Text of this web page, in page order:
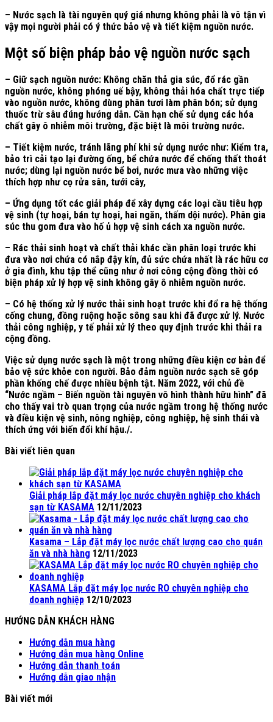
– Nước sạch là tài nguyên quý giá nhưng không phải là vô tận vì
vậy mọi người phải có ý thức bảo vệ và tiết kiệm nguồn nước.
Một số biện pháp bảo vệ nguồn nước sạch
– Giữ sạch nguồn nước: Không chăn thả gia súc, đổ rác gần
nguồn nước, không phóng uế bậy, không thải hóa chất trực tiếp
vào nguồn nước, không dùng phân tươi làm phân bón; sử dụng
thuốc trừ sâu đúng hướng dẫn. Cần hạn chế sử dụng các hóa
chất gây ô nhiễm môi trường, đặc biệt là môi trường nước.
– Tiết kiệm nước, tránh lãng phí khi sử dụng nước như: Kiểm tra,
bảo trì cải tạo lại đường ống, bể chứa nước để chống thất thoát
nước; dùng lại nguồn nước bể bơi, nước mưa vào những việc
thích hợp như cọ rửa sân, tưới cây,
– Ứng dụng tốt các giải pháp để xây dựng các loại cầu tiêu hợp
vệ sinh (tự hoại, bán tự hoại, hai ngăn, thấm dội nước). Phân gia
súc thu gom đưa vào hố ủ hợp vệ sinh cách xa nguồn nước.
– Rác thải sinh hoạt và chất thải khác cần phân loại trước khi
đưa vào nơi chứa có nắp đậy kín, đủ sức chứa nhất là rác hữu cơ
ở gia đình, khu tập thể cũng như ở nơi công cộng đồng thời có
biện pháp xử lý hợp vệ sinh không gây ô nhiễm nguồn nước.
– Có hệ thống xử lý nước thải sinh hoạt trước khi đổ ra hệ thống
cống chung, đồng ruộng hoặc sông sau khi đã được xử lý. Nước
thải công nghiệp, y tế phải xử lý theo quy định trước khi thải ra
cộng đồng.
Việc sử dụng nước sạch là một trong những điều kiện cơ bản để
bảo vệ sức khỏe con người. Bảo đảm nguồn nước sạch sẽ góp
phần khống chế được nhiều bệnh tật. Năm 2022, với chủ đề
“Nước ngầm – Biến nguồn tài nguyên vô hình thành hữu hình” đã
cho thấy vai trò quan trọng của nước ngầm trong hệ thống nước
và điều kiện vệ sinh, nông nghiệp, công nghiệp, hệ sinh thái và
thích ứng với biến đổi khí hậu./.
Bài viết liên quan
Giải pháp lắp đặt máy lọc nước chuyên nghiệp cho khách
sạn từ KASAMA 12/11/2023
Kasama – Lắp đặt máy lọc nước chất lượng cao cho quán
ăn và nhà hàng 12/11/2023
KASAMA Lắp đặt máy lọc nước RO chuyên nghiệp cho
doanh nghiệp 12/10/2023
HƯỚNG DẪN KHÁCH HÀNG
Hướng dẫn mua hàng
Hướng dẫn mua hàng Online
Hướng dẫn thanh toán
Hướng dẫn giao nhận
Bài viết mới